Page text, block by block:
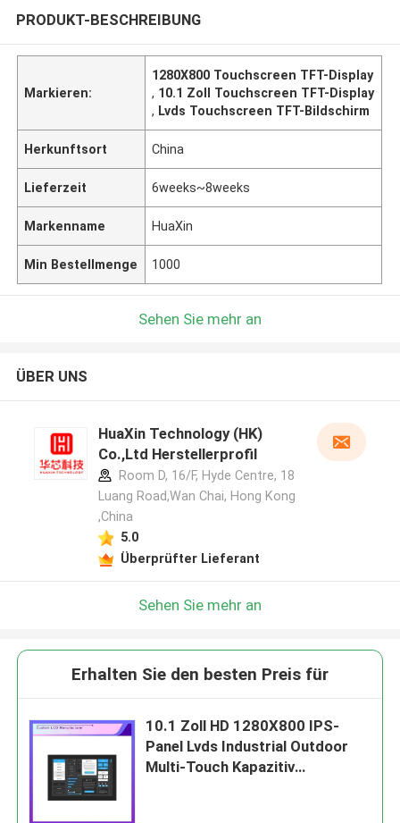
PRODUKT-BESCHREIBUNG
Markieren:
1280X800 Touchscreen TFT-Display
, 10.1 Zoll Touchscreen TFT-Display
, Lvds Touchscreen TFT-Bildschirm
Herkunftsort China
Lieferzeit 6weeks~8weeks
Markenname HuaXin
Min Bestellmenge 1000
Sehen Sie mehr an
ÜBER UNS
HuaXin Technology (HK)
Co.,Ltd Herstellerprofil
Room D, 16/F, Hyde Centre, 18
Luang Road,Wan Chai, Hong Kong
,China
5.0
Überprüfter Lieferant
Sehen Sie mehr an
Erhalten Sie den besten Preis für
10.1 Zoll HD 1280X800 IPS-
Panel Lvds Industrial Outdoor
Multi-Touch Kapazitiv